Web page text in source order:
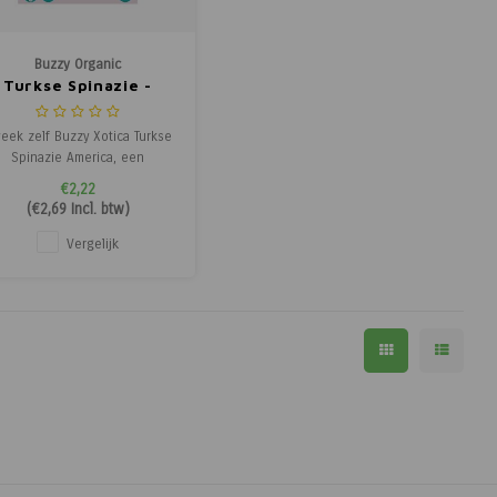
Buzzy Organic
Turkse Spinazie -
Xotica - Exotische
Groenten
zelf Buzzy Xotica Turkse
Spinazie America, een
smakelijke en stevige
met donkergroen,
blad. Deze
groente is perfect
€2,22
(€2,69Incl. btw)
Vergelijk